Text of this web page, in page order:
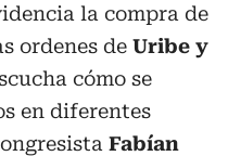
la compra de
ordenes de Uribe y
cómo se
en diferentes
Fabían